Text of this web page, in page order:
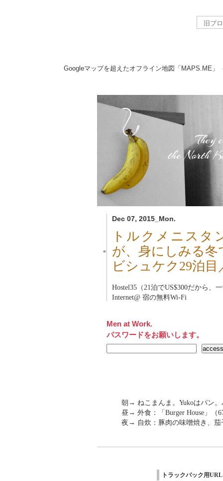
Googleマップを超えたオフライン地図「MAPS.ME」
Dec 07, 2015_Mon.
■
トルクメニスタ
が、身にしみる冬
ビシュケク29泊
Hostel35（21泊でUS$300だから、
Internet@ 宿の無料Wi-Fi
Men at Work.
パスワードをお願いします。
朝→ ねこまんま。Yukoはパン
昼→ 外食：「Burger House」（
夜→ 自炊：豚肉の味噌焼き、茄
トラックバック用URL